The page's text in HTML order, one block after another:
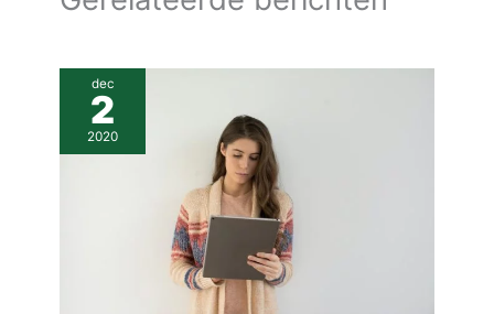
dec
2
2020